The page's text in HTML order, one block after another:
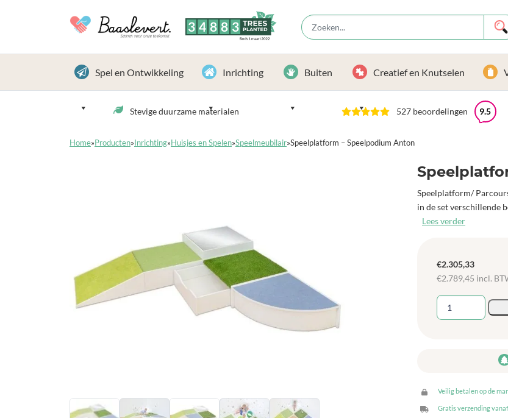
3 4 8 8 3 TREES
PLANTED
Sinds 1 maart 2022
Spel en Ontwikkeling Inrichting Buiten Creatief en Knutselen
Stevige duurzame materialen 527 beoordelingen 9.5
Home» Producten» Inrichting» Huisjes en Spelen»Speelmeubilair»Speelplatform – Speelpodium Anton
Speelplatform/
in de set verschillende
Lees verder
€2.305,33
€2.789,45 incl.
Speelplatform
-
Veilig betalen op de
Gratis verzending vanaf